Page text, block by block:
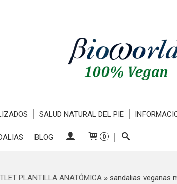
SALUD NATURAL DEL PIE
BLOG 0
PLANTILLA ANATÓMICA» sandalias veganas